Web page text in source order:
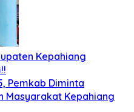
Kepahiang
Pemkab Diminta
Masyarakat Kepahiang